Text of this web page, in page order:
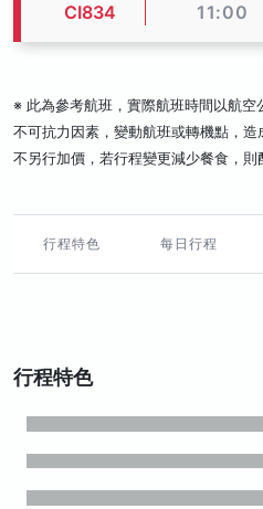
CI834 11:00
※ 此為參考航班，實際航班時間以航
不可抗力因素，變動航班或轉機點，
不另行加價，若行程變更減少餐食，則
行程特色 每日行程
行程特色